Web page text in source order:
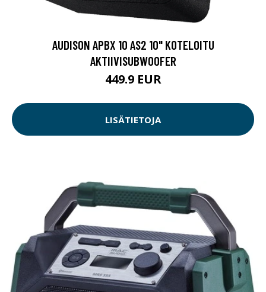
AUDISON APBX 10 AS2 10" KOTELOITU
AKTIIVISUBWOOFER
449.9 EUR
LISÄTIETOJA